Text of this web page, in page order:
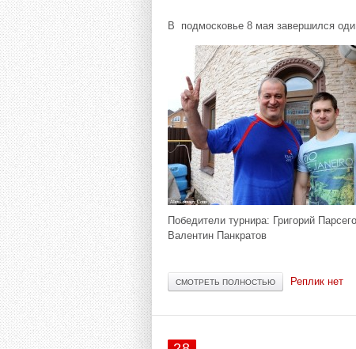
В подмосковье 8 мая завершился
Победители турнира: Григорий
Валентин Панкратов
СМОТРЕТЬ ПОЛНОСТЬЮ Реплик нет